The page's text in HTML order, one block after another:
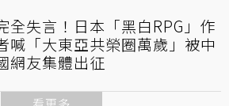
全失言！日本「黑白RPG」作
喊「大東亞共榮圈萬歲」被中
網友集體出征